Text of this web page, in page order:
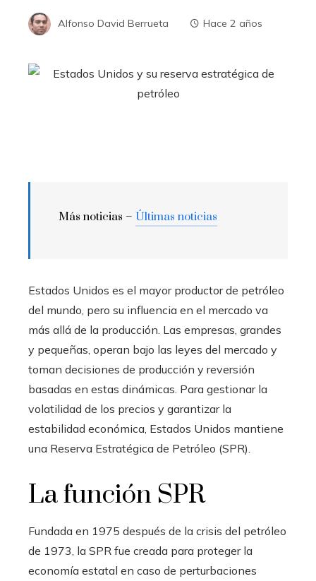
Alfonso David Berrueta Hace 2 años
Más noticias – Últimas noticias
Estados Unidos es el mayor productor de petróleo
del mundo, pero su influencia en el mercado va
más allá de la producción. Las empresas, grandes
y pequeñas, operan bajo las leyes del mercado y
toman decisiones de producción y reversión
basadas en estas dinámicas. Para gestionar la
volatilidad de los precios y garantizar la
estabilidad económica, Estados Unidos mantiene
una Reserva Estratégica de Petróleo (SPR).
La función SPR
Fundada en 1975 después de la crisis del petróleo
de 1973, la SPR fue creada para proteger la
economía estatal en caso de perturbaciones